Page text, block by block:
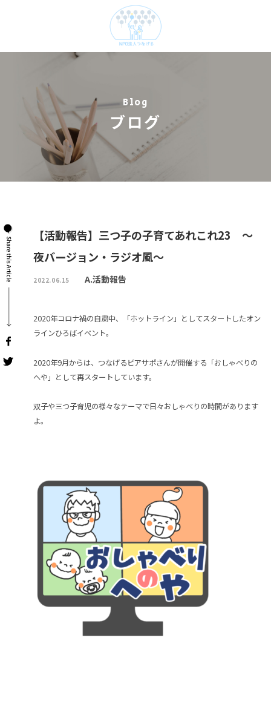
Blog
ブログ
【活動報告】三つ子の子育てあれこれ23 ～
夜バージョン・ラジオ風～
2022.06.15 A.活動報告
2020年コロナ禍の自粛中、「ホットライン」としてスタートしたオン
ラインひろばイベント。
2020年9月からは、つなげるピアサポさんが開催する「おしゃべりの
へや」として再スタートしています。
双子や三つ子育児の様々なテーマで日々おしゃべりの時間があります
よ。